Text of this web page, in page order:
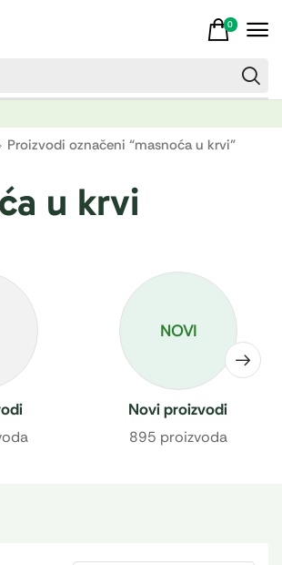
0
Proizvodi označeni “masnoća u krvi”
u krvi
NOVI
Novi proizvodi
895 proizvoda